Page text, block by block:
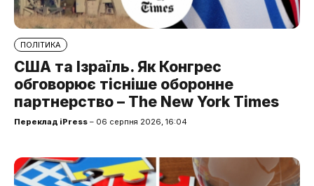
ПОЛІТИКА
США та Ізраїль. Як Конгрес
обговорює тісніше оборонне
партнерство – The New York Times
Переклад iPress – 06 серпня 2026, 16:04